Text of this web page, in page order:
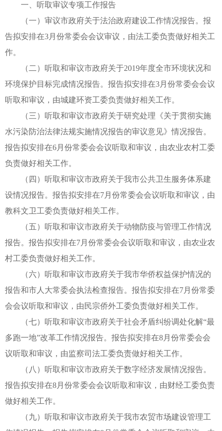
一、听取审议专项工作报告
（一）审议市政府关于法治政府建设工作情况报告。报
告拟安排在3月份常委会会议审议，由法工委负责做好相关工
作。
（二）听取和审议市政府关于2019年度全市环境状况和
环境保护目标完成情况报告。报告拟安排在3月份常委会会议
听取和审议，由城建环资工委负责做好相关工作。
（三）听取和审议市政府关于研究处理《关于贯彻实施
水污染防治法律法规实施情况报告的审议意见》情况报告。
报告拟安排在6月份常委会会议听取和审议，由农业农村工委
负责做好相关工作。
（四）听取和审议市政府关于我市公共卫生服务体系建
设情况报告。报告拟安排在7月份常委会会议听取和审议，由
教科文卫工委负责做好相关工作。
（五）听取和审议市政府关于动物防疫与管理工作情况
报告。报告拟安排在7月份常委会会议听取和审议，由农业农
村工委负责做好相关工作。
（六）听取和审议市政府关于我市华侨权益保护情况的
报告和市人大常委会执法检查报告。报告拟安排在7月份常委
会会议听取和审议，由民宗侨外工委负责做好相关工作。
（七）听取和审议市政府关于社会矛盾纠纷调处化解“最
多跑一地”改革工作情况报告。报告拟安排在8月份常委会会
议听取和审议，由监察司法工委负责做好相关工作。
（八）听取和审议市政府关于数字经济发展情况报告。
报告拟安排在8月份常委会会议听取和审议，由财经工委负责
做好相关工作。
（九）听取和审议市政府关于我市农贸市场建设管理工